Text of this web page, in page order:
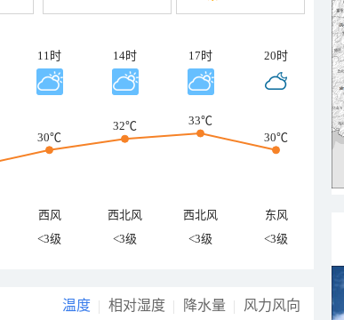
11时 14时 17时 20时
30℃
32℃
33℃
30℃
西风 西北风 西北风
东风
<3级 <3级 <3级 <3级
温度 相对湿度 降水量 风力风向